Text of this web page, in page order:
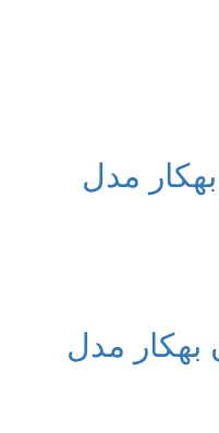
مدل
بهکار مدل